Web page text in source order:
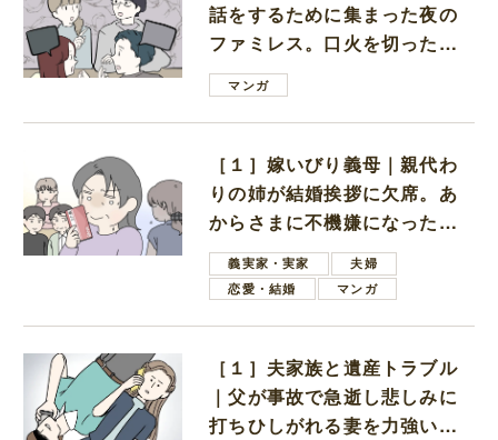
話をするために集まった夜の
ファミレス。口火を切ったの
は電車好きの男の子ママ
マンガ
［１］嫁いびり義母｜親代わ
りの姉が結婚挨拶に欠席。あ
からさまに不機嫌になった義
母義実家・実家
夫婦
恋愛・結婚
マンガ
［１］夫家族と遺産トラブル
｜父が事故で急逝し悲しみに
打ちひしがれる妻を力強い言